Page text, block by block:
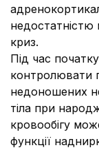
криз.
Під час
контролювати
недоношених
тіла при
кровообігу
функції